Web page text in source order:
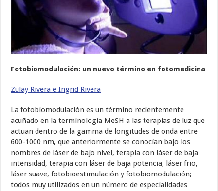
Fotobiomodulación: un nuevo término en fotomedicina
Zulay Rivera e Ingrid Rivera
La fotobiomodulación es un término recientemente
acuñado en la terminología MeSH a las terapias de luz que
actuan dentro de la gamma de longitudes de onda entre
600-1000 nm, que anteriormente se conocían bajo los
nombres de láser de bajo nivel, terapia con láser de baja
intensidad, terapia con láser de baja potencia, láser frio,
láser suave, fotobioestimulación y fotobiomodulación;
todos muy utilizados en un número de especialidades